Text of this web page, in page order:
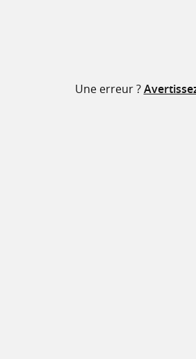
Une erreur ?